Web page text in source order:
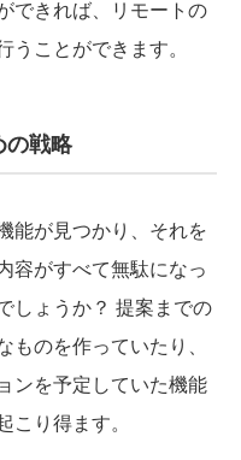
できれば、リモートの
ことができます。
の戦略
能が見つかり、それを
容がすべて無駄になっ
しょうか？ 提案までの
のを作っていたり、
ンを予定していた機能
り得ます。